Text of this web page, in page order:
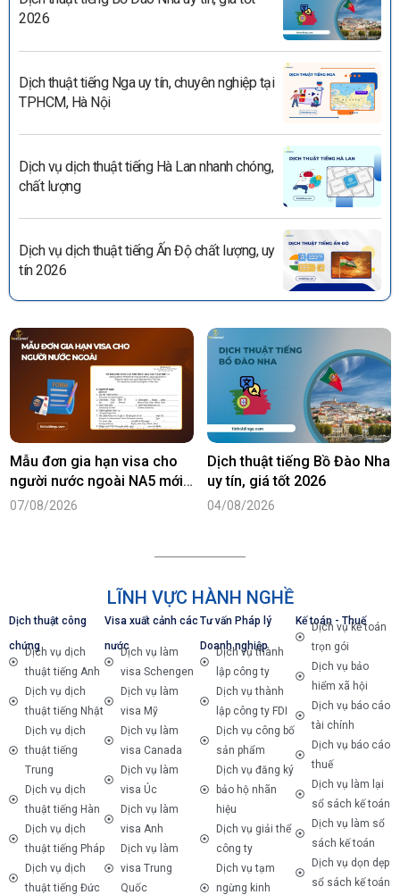
2026
Dịch thuật tiếng Nga uy tín, chuyên nghiệp tại
TPHCM, Hà Nội
Dịch vụ dịch thuật tiếng Hà Lan nhanh chóng,
chất lượng
Dịch vụ dịch thuật tiếng Ấn Độ chất lượng, uy
tín 2026
Mẫu đơn gia hạn visa cho
người nước ngoài NA5 mới
nhất năm 2026
07/08/2026
Dịch thuật tiếng Bồ Đào Nha
uy tín, giá tốt 2026
04/08/2026
LĨNH VỰC HÀNH NGHỀ
Dịch thuật công
chứngDịch vụ dịch
thuật tiếng Anh
Dịch vụ dịch
thuật tiếng Nhật
Dịch vụ dịch
thuật tiếng
Trung
Dịch vụ dịch
thuật tiếng Hàn
Dịch vụ dịch
thuật tiếng Pháp
Dịch vụ dịch
thuật tiếng Đức
Visa xuất cảnh các
nướcDịch vụ làm
visa Schengen
Dịch vụ làm
visa Mỹ
Dịch vụ làm
visa Canada
Dịch vụ làm
visa Úc
Dịch vụ làm
visa Anh
Dịch vụ làm
visa Trung
Quốc
Tư vấn Pháp lý
Doanh nghiệp
Dịch vụ thành
lập công ty
Dịch vụ thành
lập công ty FDI
Dịch vụ công bố
sản phẩm
Dịch vụ đăng ký
bảo hộ nhãn
hiệu
Dịch vụ giải thể
công ty
Dịch vụ tạm
ngừng kinh
Kế toán - Thuế
Dịch vụ kế toán
trọn gói
Dịch vụ bảo
hiểm xã hội
Dịch vụ báo cáo
tài chính
Dịch vụ báo cáo
thuế
Dịch vụ làm lại
sổ sách kế toán
Dịch vụ làm sổ
sách kế toán
Dịch vụ dọn dẹp
sổ sách kế toán